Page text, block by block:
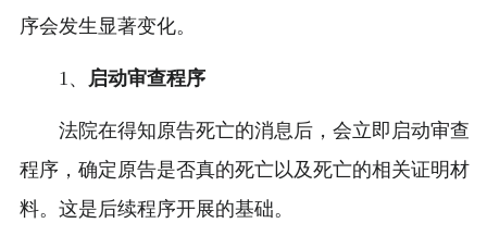
序会发生显著变化。
1、 启动审查程序
法院在得知原告死亡的消息后，会立即启动审查
程序，确定原告是否真的死亡以及死亡的相关证明材
料。这是后续程序开展的基础。